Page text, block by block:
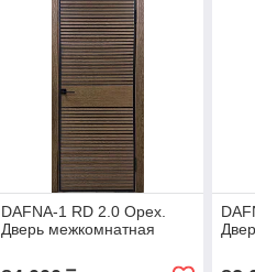
DAFNA-1 RD 2.0 Орех.
Дверь межкомнатная